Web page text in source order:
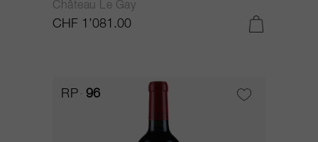
Château Le Gay
CHF 1’081.00
RP 96